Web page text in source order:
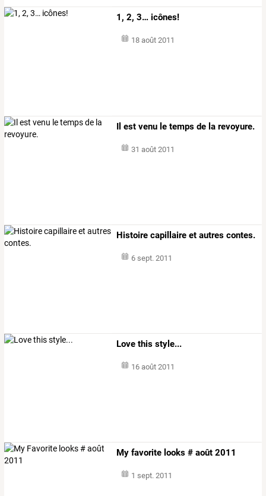
1, 2, 3… icônes!
18 août 2011
Il est venu le temps de la revoyure.
31 août 2011
Histoire capillaire et autres contes.
6 sept. 2011
Love this style...
16 août 2011
My favorite looks # août 2011
1 sept. 2011